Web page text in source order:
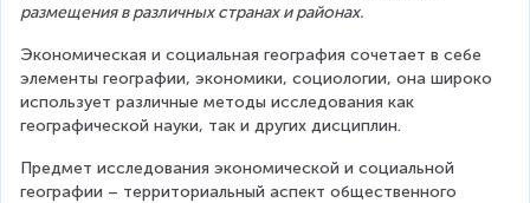
размещения в различных странах и районах.
Экономическая и социальная география сочетает в себе
элементы географии, экономики, социологии, она широко
использует различные методы исследования как
географической науки, так и других дисциплин.
Предмет исследования экономической и социальной
географии – территориальный аспект общественного